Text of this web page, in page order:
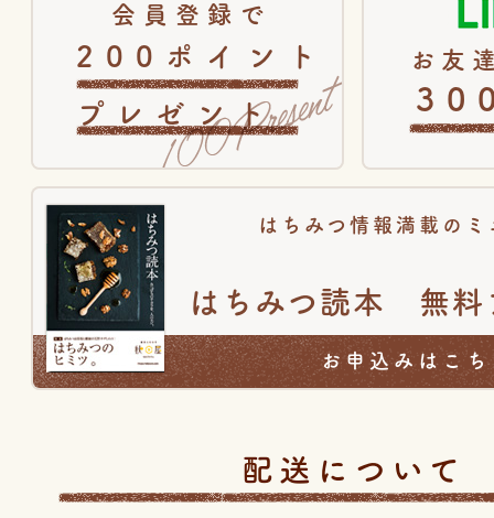
会員登録で
200ポイント
プレゼント
お友
はちみつ情報満載のミ
はちみつ読本 無料
お申込みはこ
配送について